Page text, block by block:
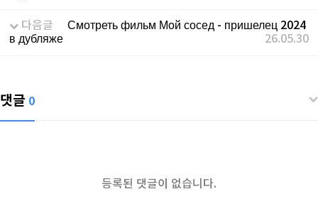
다음글
Смотреть фильм Мой сосед - пришелец 2024
в дубляже
26.05.30
댓글 0
등록된 댓글이 없습니다.